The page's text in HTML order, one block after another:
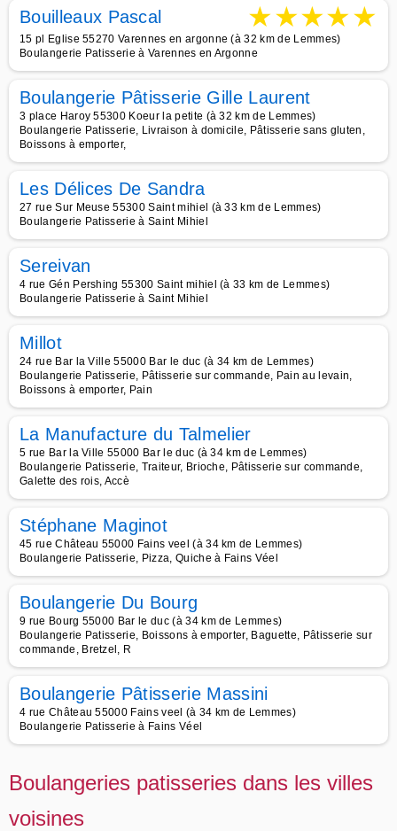
Bouilleaux Pascal ★★★★★
15 pl Eglise 55270 Varennes en argonne (à 32 km de Lemmes)
Boulangerie Patisserie à Varennes en Argonne
Boulangerie Pâtisserie Gille Laurent
3 place Haroy 55300 Koeur la petite (à 32 km de Lemmes)
Boulangerie Patisserie, Livraison à domicile, Pâtisserie sans gluten,
Boissons à emporter,
Les Délices De Sandra
27 rue Sur Meuse 55300 Saint mihiel (à 33 km de Lemmes)
Boulangerie Patisserie à Saint Mihiel
Sereivan
4 rue Gén Pershing 55300 Saint mihiel (à 33 km de Lemmes)
Boulangerie Patisserie à Saint Mihiel
Millot
24 rue Bar la Ville 55000 Bar le duc (à 34 km de Lemmes)
Boulangerie Patisserie, Pâtisserie sur commande, Pain au levain,
Boissons à emporter, Pain
La Manufacture du Talmelier
5 rue Bar la Ville 55000 Bar le duc (à 34 km de Lemmes)
Boulangerie Patisserie, Traiteur, Brioche, Pâtisserie sur commande,
Galette des rois, Accè
Stéphane Maginot
45 rue Château 55000 Fains veel (à 34 km de Lemmes)
Boulangerie Patisserie, Pizza, Quiche à Fains Véel
Boulangerie Du Bourg
9 rue Bourg 55000 Bar le duc (à 34 km de Lemmes)
Boulangerie Patisserie, Boissons à emporter, Baguette, Pâtisserie sur
commande, Bretzel, R
Boulangerie Pâtisserie Massini
4 rue Château 55000 Fains veel (à 34 km de Lemmes)
Boulangerie Patisserie à Fains Véel
Boulangeries patisseries dans les villes
voisines